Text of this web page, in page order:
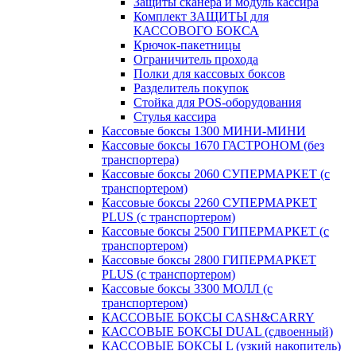
Комплект ЗАЩИТЫ для
КАССОВОГО БОКСА
Крючок-пакетницы
Ограничитель прохода
Полки для кассовых боксов
Разделитель покупок
Стойка для POS-оборудования
Стулья кассира
Кассовые боксы 1300 МИНИ-МИНИ
Кассовые боксы 1670 ГАСТРОНОМ (без
транспортера)
Кассовые боксы 2060 СУПЕРМАРКЕТ (с
транспортером)
Кассовые боксы 2260 СУПЕРМАРКЕТ
PLUS (с транспортером)
Кассовые боксы 2500 ГИПЕРМАРКЕТ (с
транспортером)
Кассовые боксы 2800 ГИПЕРМАРКЕТ
PLUS (с транспортером)
Кассовые боксы 3300 МОЛЛ (с
транспортером)
КАССОВЫЕ БОКСЫ CASH&CARRY
КАССОВЫЕ БОКСЫ DUAL (сдвоенный)
КАССОВЫЕ БОКСЫ L (узкий накопитель)